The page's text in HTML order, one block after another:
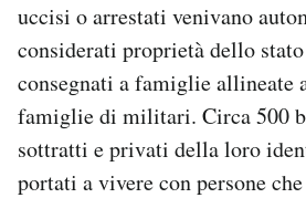
uccisi o arrestati venivano
considerati proprietà dello
consegnati a famiglie allineate
famiglie di militari. Circa 500
sottratti e privati della loro
portati a vivere con persone